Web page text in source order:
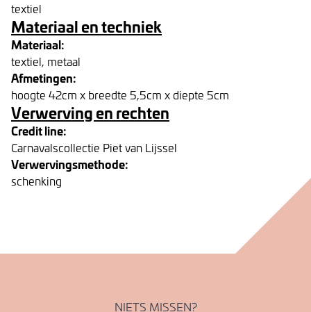
textiel
Materiaal en techniek
Materiaal:
textiel, metaal
Afmetingen:
hoogte 42cm x breedte 5,5cm x diepte 5cm
Verwerving en rechten
Credit line:
Carnavalscollectie Piet van Lijssel
Verwervingsmethode:
schenking
NIETS MISSEN?